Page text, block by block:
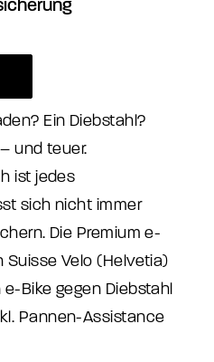
Ein Diebstahl?
und teuer.
ist jedes
sich nicht immer
Die Premium e-
Suisse Velo (Helvetia)
Bike gegen Diebstahl
Pannen-Assistance